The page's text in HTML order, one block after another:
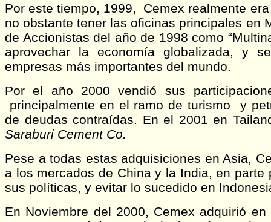
Por este tiempo, 1999, Cemex realmente
no obstante tener las oficinas principales en
de Accionistas del año de 1998 como
aprovechar la economía globalizada, y
empresas más importantes del mundo.
Por el año 2000 vendió sus
principalmente en el ramo de turismo y
de deudas contraídas. En el 2001 en
Saraburi Cement Co.
Pese a todas estas adquisiciones en Asia,
a los mercados de China y la India, en
sus políticas, y evitar lo sucedido en
En Noviembre del 2000, Cemex adquirió